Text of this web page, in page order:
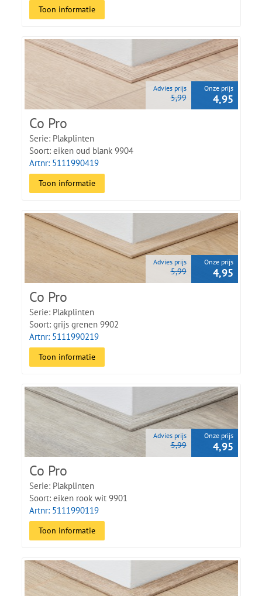
Toon informatie
Advies prijs
5,99
Onze prijs
4,95
Co Pro
Serie: Plakplinten
Soort: eiken oud blank 9904
Artnr: 5111990419
Toon informatie
Advies prijs
5,99
Onze prijs
4,95
Co Pro
Serie: Plakplinten
Soort: grijs grenen 9902
Artnr: 5111990219
Toon informatie
Advies prijs
5,99
Onze prijs
4,95
Co Pro
Serie: Plakplinten
Soort: eiken rook wit 9901
Artnr: 5111990119
Toon informatie